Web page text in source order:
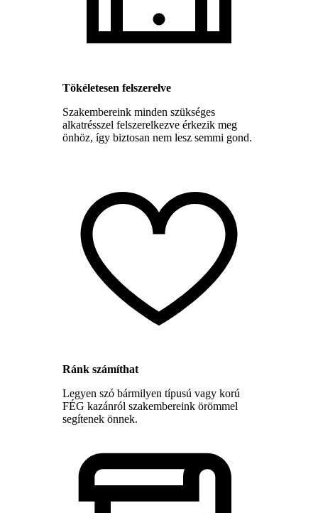
Tökéletesen felszerelve
Szakembereink minden szükséges
alkatrésszel felszerelkezve érkezik meg
önhöz, így biztosan nem lesz semmi gond.
Ránk számíthat
Legyen szó bármilyen típusú vagy korú
FÉG kazánról szakembereink örömmel
segítenek önnek.